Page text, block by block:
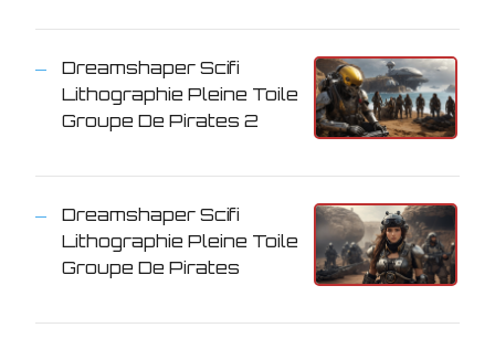
Dreamshaper Scifi
Lithographie Pleine Toile
Groupe De Pirates 2
Dreamshaper Scifi
Lithographie Pleine Toile
Groupe De Pirates